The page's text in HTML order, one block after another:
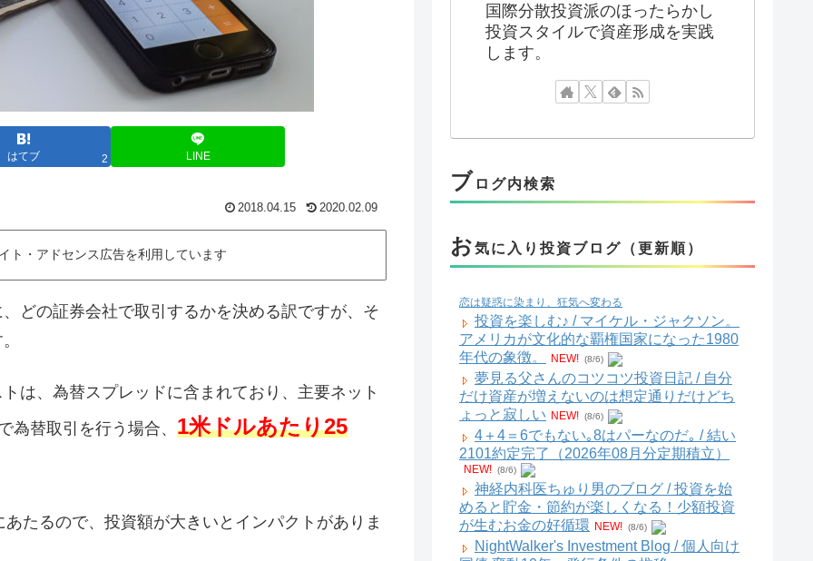
はてブ 2 LINE
2018.04.15 2020.02.09
ト・アドセンス広告を利用しています
どの証券会社で取引するかを決める訳ですが、そ
は、為替スプレッドに含まれており、主要ネット
為替取引を行う場合、 1米ドルあたり25
たるので、投資額が大きいとインパクトがありま
国際分散投資派のほったらかし
投資スタイルで資産形成を実践
します。
ブ ログ内検索
お気に入り投資ブログ（更新順）
恋は疑惑に染まり、狂気へ変わる
投資を楽しむ♪ / マイケル・ジャクソン。
アメリカが文化的な覇権国家になった1980
年代の象徴。
NEW! (8/6)
夢見る父さんのコツコツ投資日記 / 自分
だけ資産が増えないのは想定通りだけどち
ょっと寂しい NEW! (8/6)
4＋4＝6でもない｡8はパーなのだ｡ / 結い
2101約定完了（2026年08月分定期積立）
NEW! (8/6)
神経内科医ちゅり男のブログ / 投資を始
めると貯金・節約が楽しくなる！少額投資
が生むお金の好循環 NEW! (8/6)
NightWalker's Investment Blog / 個人向け